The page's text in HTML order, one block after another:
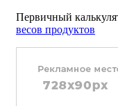
Первичный
весов продуктов